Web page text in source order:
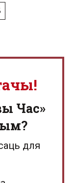
Час»
для